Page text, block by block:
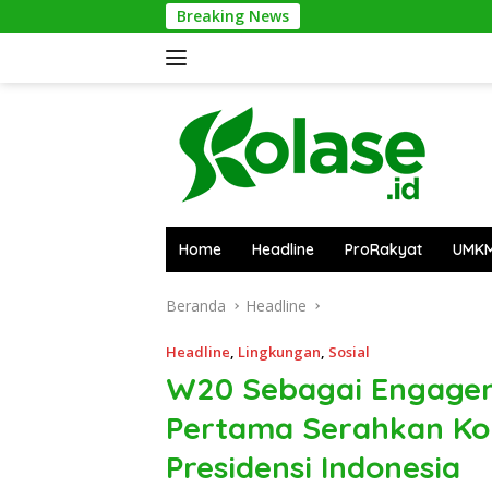
ke
Breaking News
Home Headline ProRakyat
Beranda Headline
Headline, Lingkungan, Sosial
W20 Sebagai
Pertama Serahkan
Presidensi Indonesia